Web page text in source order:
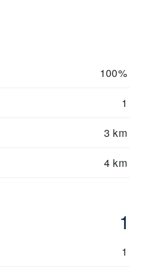
100%
1
3 km
4 km
1
1